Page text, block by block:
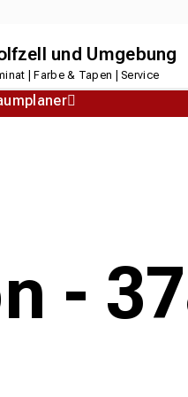
und Umgebung
| Farbe & Tapen | Service
-